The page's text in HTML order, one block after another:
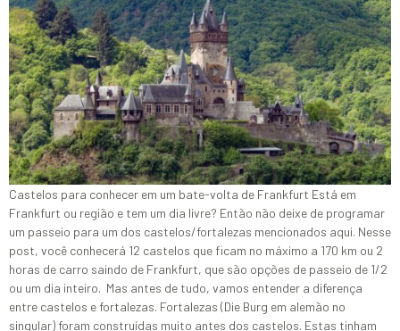
Castelos para conhecer em um bate-volta de Frankfurt Está em
Frankfurt ou região e tem um dia livre? Então não deixe de programar
um passeio para um dos castelos/fortalezas mencionados aqui. Nesse
post, você conhecerá 12 castelos que ficam no máximo a 170 km ou 2
horas de carro saindo de Frankfurt, que são opções de passeio de 1/2
ou um dia inteiro. Mas antes de tudo, vamos entender a diferença
entre castelos e fortalezas. Fortalezas (Die Burg em alemão no
singular) foram construídas muito antes dos castelos. Estas tinham